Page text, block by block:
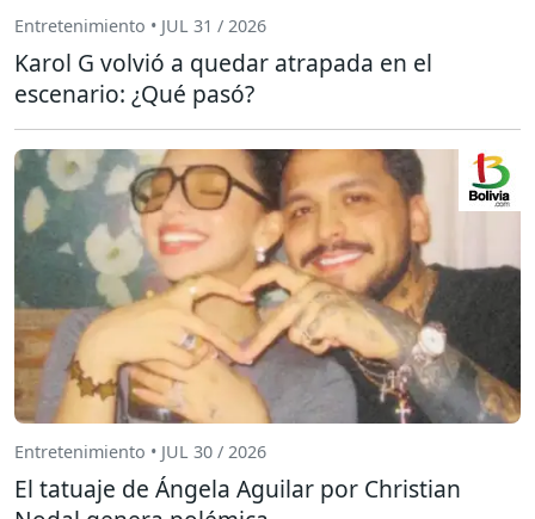
Entretenimiento • JUL 31 / 2026
Karol G volvió a quedar atrapada en el
escenario: ¿Qué pasó?
Entretenimiento • JUL 30 / 2026
El tatuaje de Ángela Aguilar por Christian